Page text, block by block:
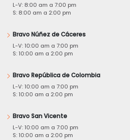
L-V: 8:00 am a 7:00 pm
S: 8:00 am a 2:00 pm
Bravo Núñez de Cáceres
L-V: 10:00 am a 7:00 pm
S: 10:00 am a 2:00 pm
Bravo República de Colombia
L-V: 10:00 am a 7:00 pm
S: 10:00 am a 2:00 pm
Bravo San Vicente
L-V: 10:00 am a 7:00 pm
S: 10:00 am a 2:00 pm